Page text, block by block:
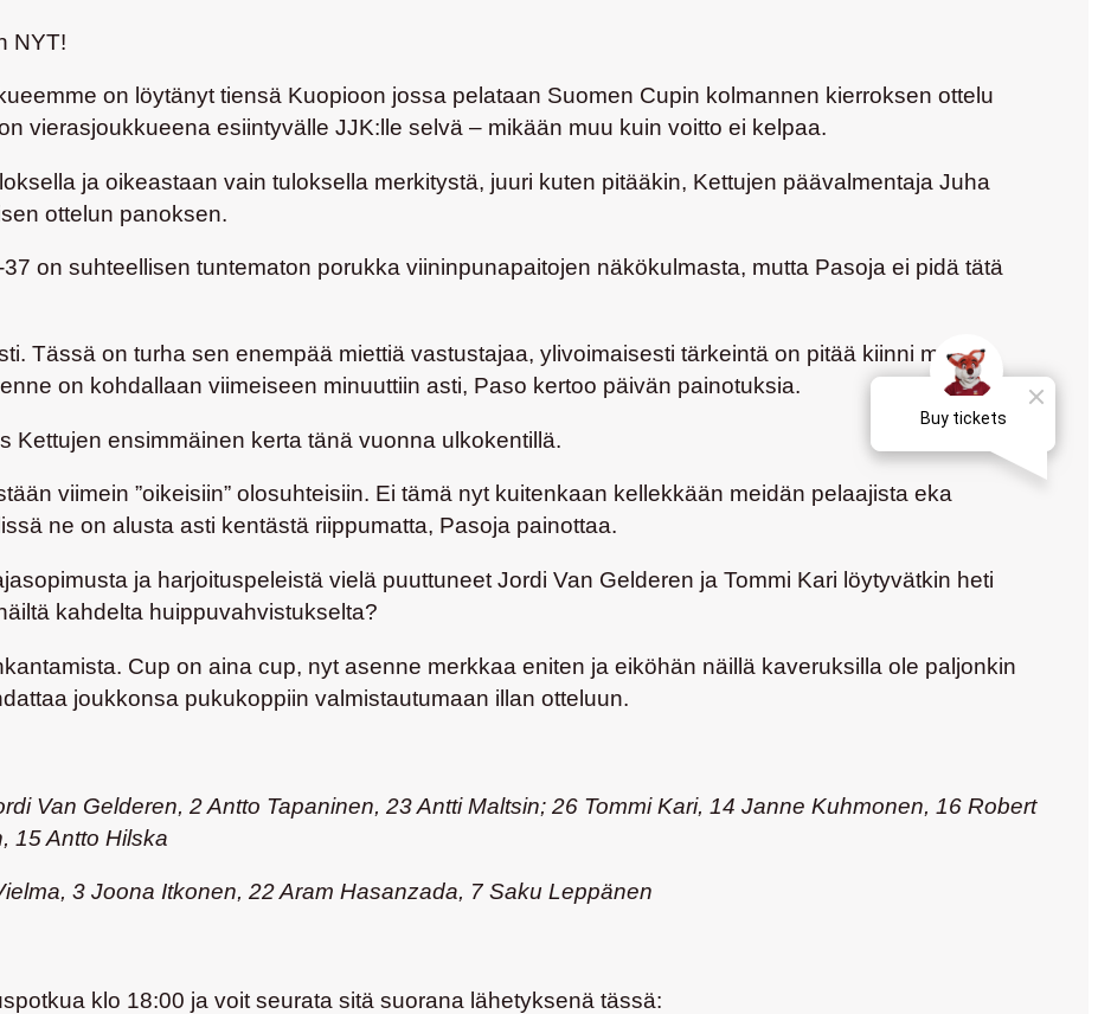
NYT!
on löytänyt tiensä Kuopioon jossa pelataan Suomen Cupin kolmannen kierroksen ottelu
vierasjoukkueena esiintyvälle JJK:lle selvä – mikään muu kuin voitto ei kelpaa.
ja oikeastaan vain tuloksella merkitystä, juuri kuten pitääkin, Kettujen päävalmentaja Juha
ottelun panoksen.
on suhteellisen tuntematon porukka viininpunapaitojen näkökulmasta, mutta Pasoja ei pidä tätä
Tässä on turha sen enempää miettiä vastustajaa, ylivoimaisesti tärkeintä on pitää kiinni meidän
on kohdallaan viimeiseen minuuttiin asti, Paso kertoo päivän painotuksia.
Kettujen ensimmäinen kerta tänä vuonna ulkokentillä.
viimein ”oikeisiin” olosuhteisiin. Ei tämä nyt kuitenkaan kellekkään meidän pelaajista eka
ne on alusta asti kentästä riippumatta, Pasoja painottaa.
ja harjoituspeleistä vielä puuttuneet Jordi Van Gelderen ja Tommi Kari löytyvätkin heti
kahdelta huippuvahvistukselta?
Cup on aina cup, nyt asenne merkkaa eniten ja eiköhän näillä kaveruksilla ole paljonkin
joukkonsa pukukoppiin valmistautumaan illan otteluun.
Van Gelderen, 2 Antto Tapaninen, 23 Antti Maltsin; 26 Tommi Kari, 14 Janne Kuhmonen, 16 Robert
15 Antto Hilska
3 Joona Itkonen, 22 Aram Hasanzada, 7 Saku Leppänen
klo 18:00 ja voit seurata sitä suorana lähetyksenä tässä: